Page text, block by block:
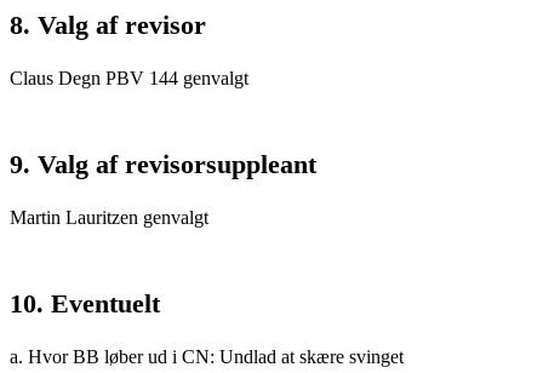
8. Valg af revisor
Claus Degn PBV 144 genvalgt
9. Valg af revisorsuppleant
Martin Lauritzen genvalgt
10. Eventuelt
a. Hvor BB løber ud i CN: Undlad at skære svinget